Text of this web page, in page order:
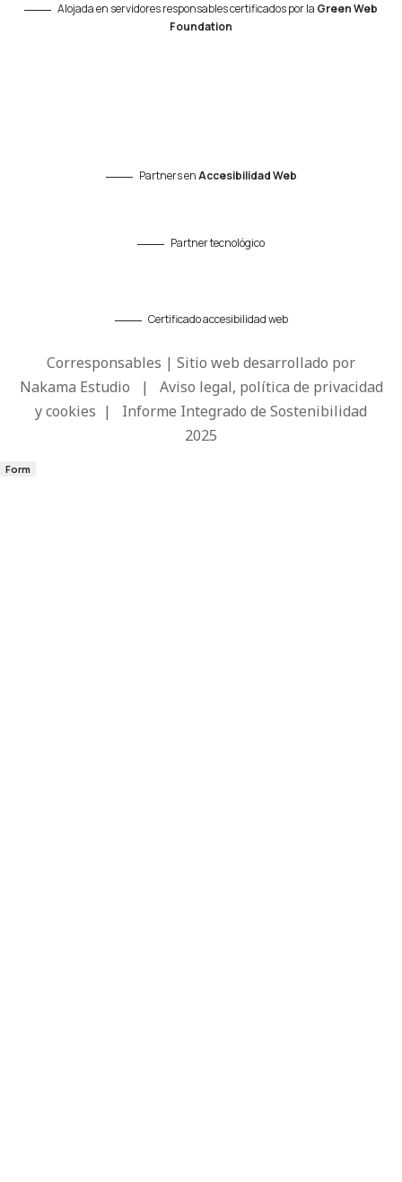
Alojada en servidores responsables certificados por la Green Web
Foundation
Partners enAccesibilidad Web
Partner tecnológico
Certificado accesibilidad web
Corresponsables | Sitio web desarrollado por
Nakama Estudio | Aviso legal, política de privacidad
y cookies | Informe Integrado de Sostenibilidad
2025
Form